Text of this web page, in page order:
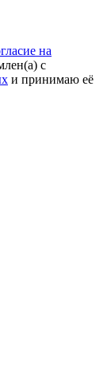
на
с
и принимаю её